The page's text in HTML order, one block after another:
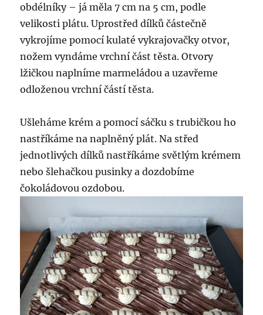
obdélníky – já měla 7 cm na 5 cm, podle
velikosti plátu. Uprostřed dílků částečně
vykrojíme pomocí kulaté vykrajovačky otvor,
nožem vyndáme vrchní část těsta. Otvory
lžičkou naplníme marmeládou a uzavřeme
odloženou vrchní částí těsta.
Ušleháme krém a pomocí sáčku s trubičkou ho
nastříkáme na naplněný plát. Na střed
jednotlivých dílků nastříkáme světlým krémem
nebo šlehačkou pusinky a dozdobíme
čokoládovou ozdobou.